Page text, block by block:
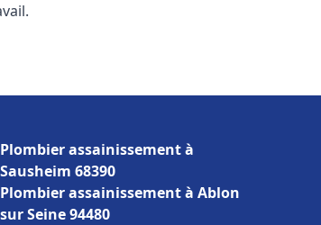
Plombier assainissement à
Sausheim 68390
Plombier assainissement à Ablon
sur Seine 94480